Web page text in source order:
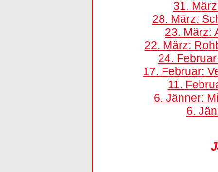
31.
28. März:
23. März:
22. März:
24.
17. Februar:
11.
6. Jänner:
6.